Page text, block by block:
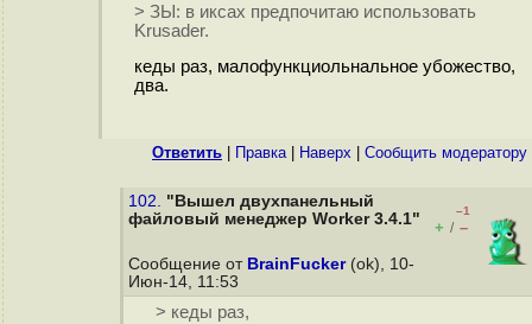
> ЗЫ: в иксах предпочитаю использовать
Krusader.
кеды раз, малофункциольнальное убожество,
два.
Ответить Правка| Наверх Cообщить модератору
102. "Вышел двухпанельный
файловый менеджер Worker 3.4.1"
–1
+ / –
Сообщение от BrainFucker(ok), 10-
Июн-14, 11:53
> кеды раз,